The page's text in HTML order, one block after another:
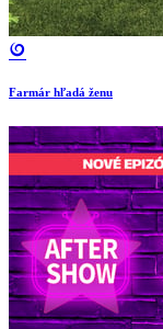
Farmár hľadá ženu